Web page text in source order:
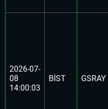
2026-07-
08
14:00:03
BİST GSRAY